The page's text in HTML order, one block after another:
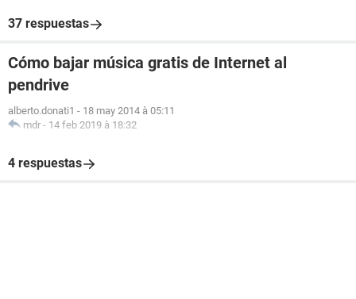
37 respuestas
Cómo bajar música gratis de Internet al
pendrive
alberto.donati1 - 18 may 2014 à 05:11
mdr - 14 feb 2019 à 18:32
4 respuestas